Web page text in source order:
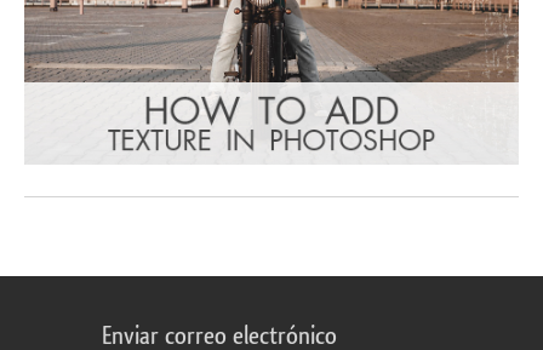
Enviar correo electrónico